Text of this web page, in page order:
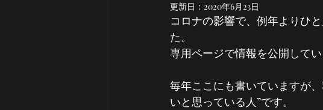
専門演習 研究紹介
更新日： 2020年6月23日
コロナの影響で、例年よりひ
た。
専用ページで情報を公開して
毎年ここにも書いていますが
いと思っている人”です。